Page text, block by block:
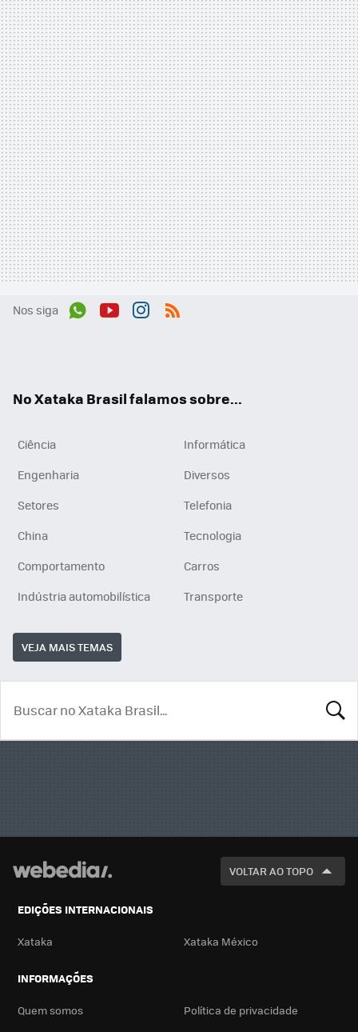
Nos siga
No Xataka Brasil falamos sobre...
Ciência
Informática
Engenharia
Diversos
Setores
Telefonia
China
Tecnologia
Comportamento
Carros
Indústria automobilística
Transporte
VEJA MAIS TEMAS
VOLTAR AO TOPO
EDIÇÕES INTERNACIONAIS
Xataka Xataka México
INFORMAÇÕES
Quem somos
Política de privacidade